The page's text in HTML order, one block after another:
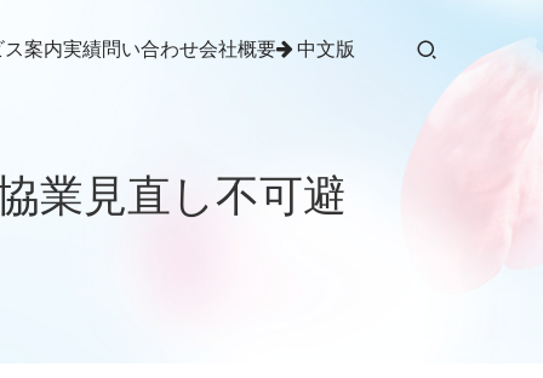
案内実績問い合わせ会社概要 中文版
業見直し不可避